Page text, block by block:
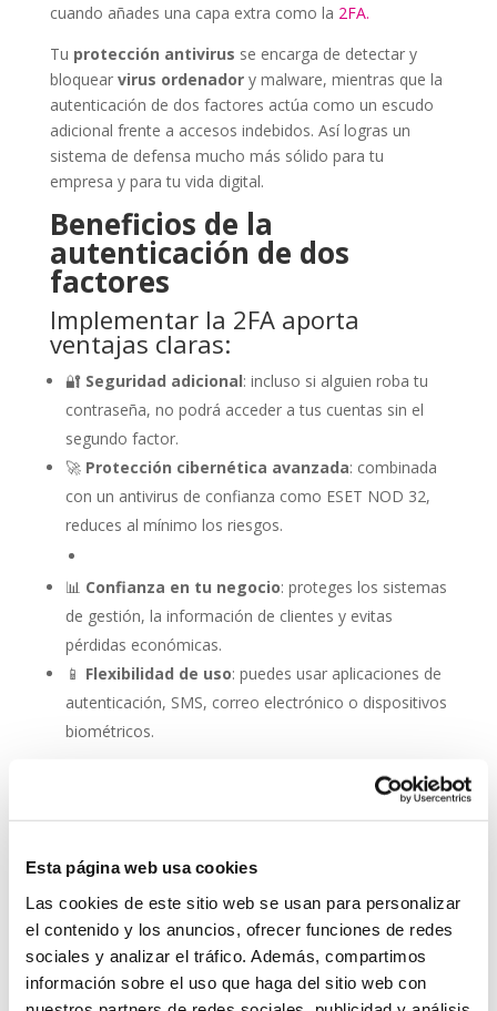
Esta página web usa cookies
Las cookies de este sitio web se usan para personalizar
el contenido y los anuncios, ofrecer funciones de redes
sociales y analizar el tráfico. Además, compartimos
información sobre el uso que haga del sitio web con
cuando añades una capa extra como la 2FA.
Tu protección antivirus se encarga de detectar y
bloquear virus ordenadory malware, mientras que la
autenticación de dos factores actúa como un escudo
adicional frente a accesos indebidos. Así logras un
sistema de defensa mucho más sólido para tu
empresa y para tu vida digital.
Beneficios de la
autenticación de dos
factores
Implementar la 2FA aporta
ventajas claras:
🔐 Seguridad adicional: incluso si alguien roba tu
contraseña, no podrá acceder a tus cuentas sin el
segundo factor.
🚀 Protección cibernética avanzada: combinada
con un antivirus de confianza como ESET NOD 32,
reduces al mínimo los riesgos.
📊 Confianza en tu negocio: proteges los sistemas
de gestión, la información de clientes y evitas
pérdidas económicas.
📱 Flexibilidad de uso: puedes usar aplicaciones de
autenticación, SMS, correo electrónico o dispositivos
biométricos.
factores (2FA): una capa
la protección antivirus
No se trata de elegir entre antivirus o autenticación: la
combinación es lo que marca la diferencia. Con un
software comoESET NOD 32, que ofrece rapidez,
detección avanzada y facilidad de uso, y la activación